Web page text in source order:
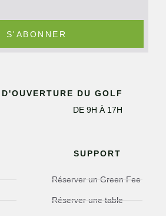
SUPPORT
Réserver un Green Fee
Réserver une table
S'ABONNER
DU GOLF
DE 9H À 17H